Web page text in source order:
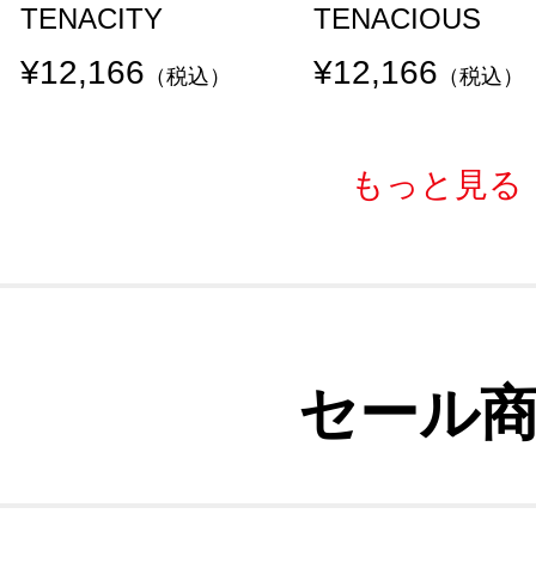
TENACITY
¥12,166 （税込）
TENACIOUS
¥12,166 （税込）
もっと見る
セール